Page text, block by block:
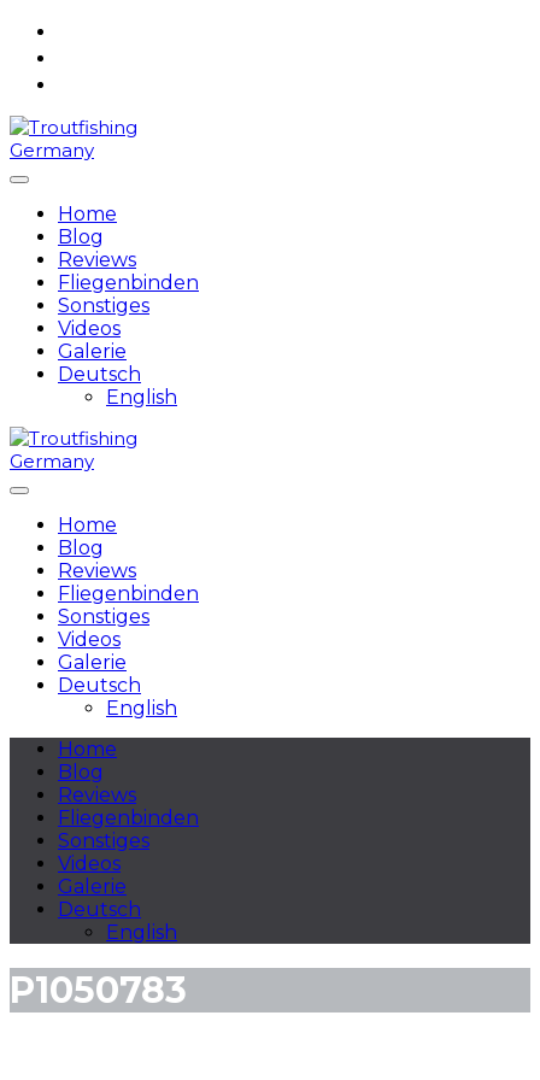
Skip
Home
Blog
Reviews
Fliegenbinden
Sonstiges
Videos
Galerie
Deutsch
English
Home
Blog
Reviews
Fliegenbinden
Sonstiges
Videos
Galerie
Deutsch
English
Home
Blog
Reviews
Fliegenbinden
Sonstiges
Videos
Galerie
Deutsch
English
P1050783